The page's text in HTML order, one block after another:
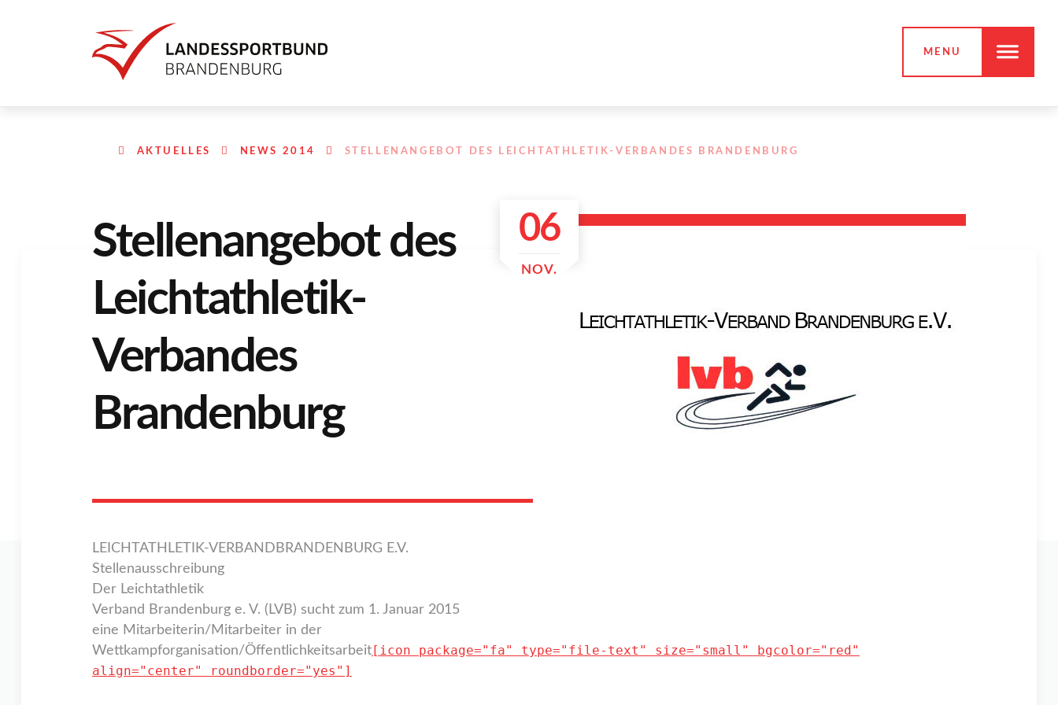
MENU
AKTUELLES NEWS 2014 STELLENANGEBOT DES LEICHTATHLETIK-VERBANDES BRANDENBURG
06
NOV.
Stellenangebot des
Leichtathletik-
Verbandes
Brandenburg
LEICHTATHLETIK-VERBANDBRANDENBURG E.V.
Stellenausschreibung
Der Leichtathletik
Verband Brandenburg e. V. (LVB) sucht zum 1. Januar 2015
eine Mitarbeiterin/Mitarbeiter in der
Wettkampforganisation/Öffentlichkeitsarbeit[icon package="fa" type="file-text" size="small" bgcolor="red"
align="center" roundborder="yes"]